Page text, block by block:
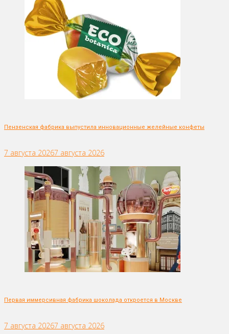
Пензенская фабрика выпустила инновационные желейные конфеты
7 августа 20267 августа 2026
Первая иммерсивная фабрика шоколада откроется в Москве
7 августа 20267 августа 2026